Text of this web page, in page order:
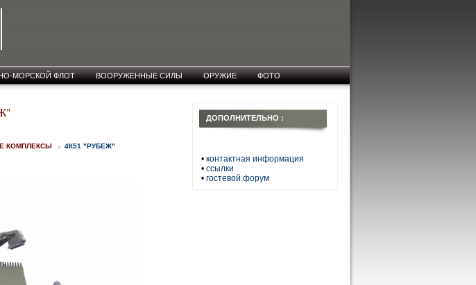
МОРСКОЙ ФЛОТ ВООРУЖЕННЫЕ СИЛЫ ОРУЖИЕ
ФОТО
КОМПЛЕКСЫ 4К51 "РУБЕЖ"
ДОПОЛНИТЕЛЬНО :
• контактная информация
• ссылки
• гостевой форум